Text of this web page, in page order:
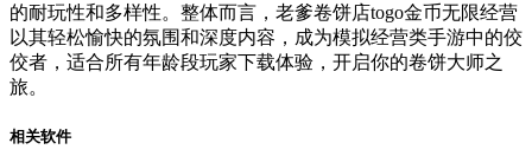
的耐玩性和多样性。整体而言，老爹卷饼店togo金币无限经营
以其轻松愉快的氛围和深度内容，成为模拟经营类手游中的佼
佼者，适合所有年龄段玩家下载体验，开启你的卷饼大师之
旅。
相关软件